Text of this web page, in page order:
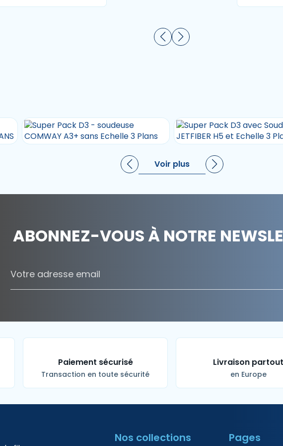
Voir plus
ABONNEZ-VOUS À NOTRE
Paiement sécurisé
Transaction en toute sécurité
Livraison partout
en Europe
Nos collections Pages